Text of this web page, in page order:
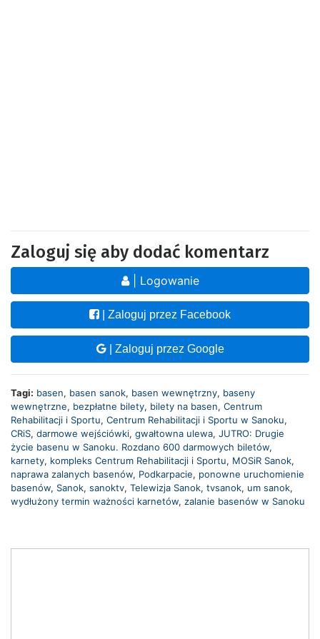
Zaloguj się aby dodać komentarz
| Logowanie
| Zaloguj przez Facebook
| Zaloguj przez Google
Tagi: basen, basen sanok, basen wewnętrzny, baseny
wewnętrzne, bezpłatne bilety, bilety na basen, Centrum
Rehabilitacji i Sportu, Centrum Rehabilitacji i Sportu w Sanoku,
CRiS, darmowe wejściówki, gwałtowna ulewa, JUTRO: Drugie
życie basenu w Sanoku. Rozdano 600 darmowych biletów,
karnety, kompleks Centrum Rehabilitacji i Sportu, MOSiR Sanok,
naprawa zalanych basenów, Podkarpacie, ponowne uruchomienie
basenów, Sanok, sanoktv, Telewizja Sanok, tvsanok, um sanok,
wydłużony termin ważności karnetów, zalanie basenów w Sanoku